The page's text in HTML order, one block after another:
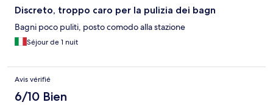
Discreto, troppo caro per la pulizia dei bagn
Bagni poco puliti, posto comodo alla stazione
Séjour de 1 nuit
Avis vérifié
6/10 Bien